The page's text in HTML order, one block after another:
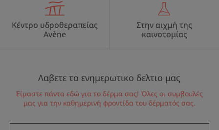
Κέντρο υδροθεραπείας
Avène
Στην αιχμή της
καινοτομίας
Λαβετε το ενημερωτικο δελτιο μας
Είμαστε πάντα εδώ για το δέρμα σας! Όλες οι συμβουλές
μας για την καθημερινή φροντίδα του δέρματός σας.